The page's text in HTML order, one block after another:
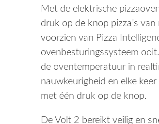
€
Met de elektrische
druk op de knop pizza’s
voorzien van Pizza
ovenbesturingssysteem
de oventemperatuur in
nauwkeurigheid en elke
met één druk op de knop.
De Volt 2 bereikt veilig en